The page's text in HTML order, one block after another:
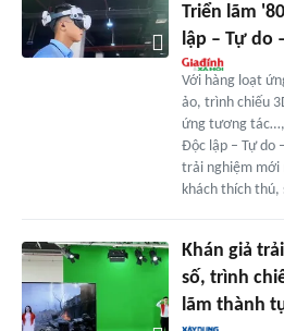
Triển lãm
lập – Tự do
Với hàng loạt
ảo, trình chiếu
ứng tương
Độc lập – Tự do
trải nghiệm mới
khách thích thú,
Khán giả
số, trình
lãm thành